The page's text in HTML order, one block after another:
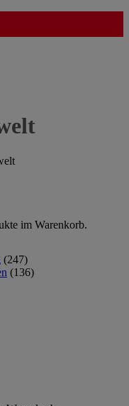
im Warenkorb.
(247)
(136)